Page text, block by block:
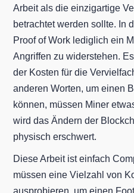
Arbeit als die einzigartige
betrachtet werden sollte. In
Proof of Work lediglich ein
Angriffen zu widerstehen.
der Kosten für die
anderen Worten, um einen
können, müssen Miner
wird das Ändern der
physisch erschwert.
Diese Arbeit ist einfach
müssen eine Vielzahl von
ausprobieren, um einen